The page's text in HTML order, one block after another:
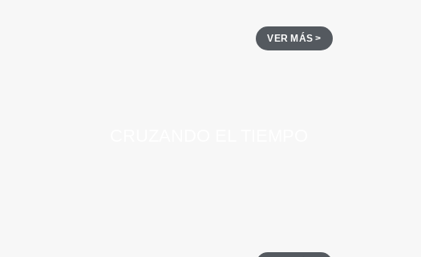
VER MÁS >